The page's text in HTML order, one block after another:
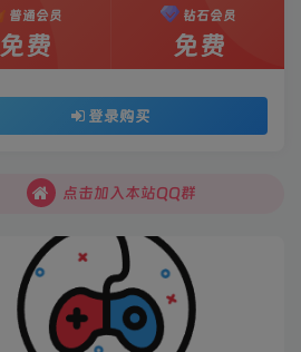
普通会员
免费
钻石会员
免费
登录购买
点击加入本站QQ群
点击加入本站QQ群
生活也美好了！
心情也舒畅了！